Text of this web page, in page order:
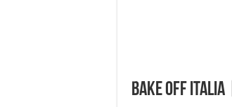
Bake Off Italia